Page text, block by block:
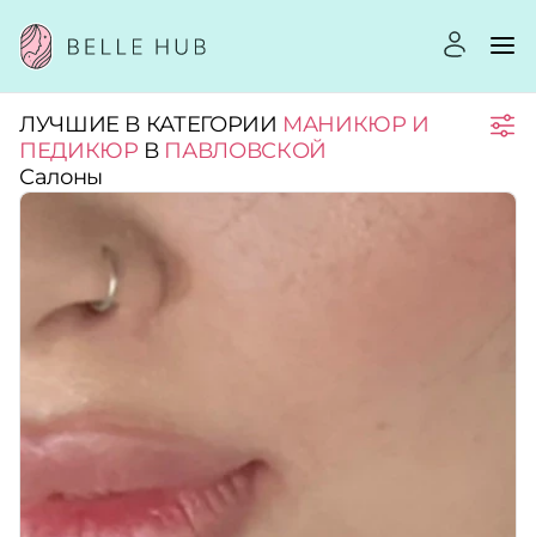
Город:
Услуги:
Стоимость услуг:
ЛУЧШИЕ В КАТЕГОРИИ МАНИКЮР И
ПЕДИКЮР В ПАВЛОВСКОЙ
Салоны